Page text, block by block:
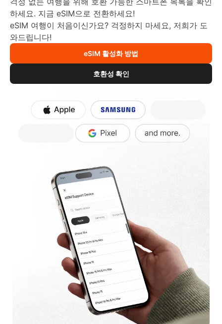
하세요. 지금 eSIM으로 전환하세요!
eSIM 여행이 처음이신가요? 걱정하지 마세요, 저희가 도
와드립니다!
eSIM 활성화 방법
호환성 확인